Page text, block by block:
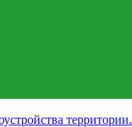
территории.